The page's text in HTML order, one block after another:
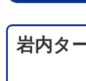
岩内タ